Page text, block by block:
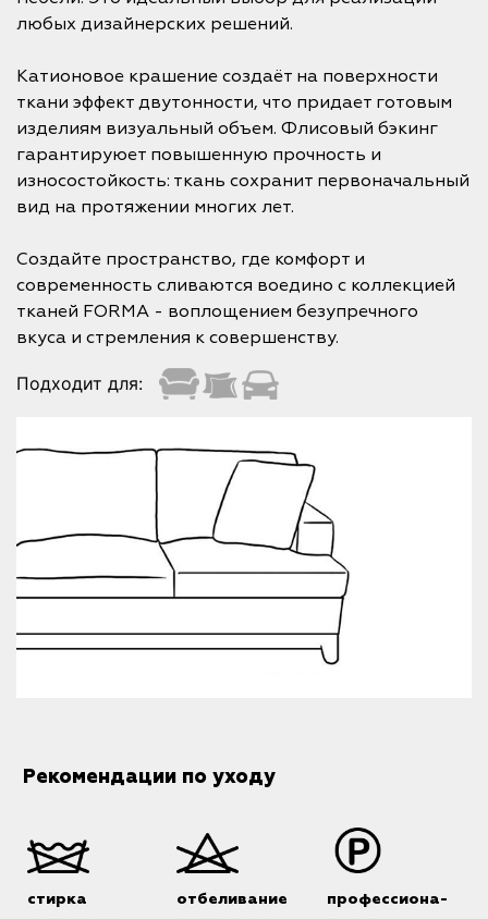
любых дизайнерских решений.
Катионовое крашение создаёт на поверхности
ткани эффект двутонности, что придает готовым
изделиям визуальный объем. Флисовый бэкинг
гарантируюет повышенную прочность и
износостойкость: ткань сохранит первоначальный
вид на протяжении многих лет.
Создайте пространство, где комфорт и
современность сливаются воедино с коллекцией
тканей FORMA - воплощением безупречного
вкуса и стремления к совершенству.
Подходит для:
Рекомендации по уходу
стирка
отбеливание
профессиона-